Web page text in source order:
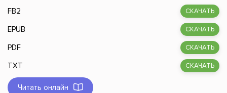
FB2 СКАЧАТЬ
EPUB СКАЧАТЬ
PDF СКАЧАТЬ
TXT СКАЧАТЬ
Читать онлайн